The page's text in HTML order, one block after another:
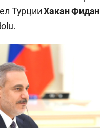
ТурцииХакан Фидан
.